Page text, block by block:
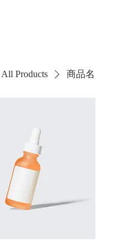
All Products 商品名